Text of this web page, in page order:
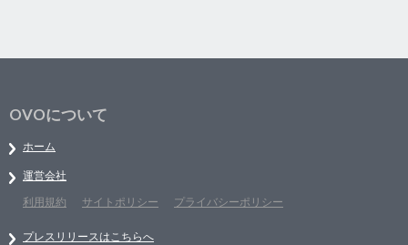
OVOについて
ホーム
運営会社
利用規約
サイトポリシー プライバシーポリシー
プレスリリースはこちらへ